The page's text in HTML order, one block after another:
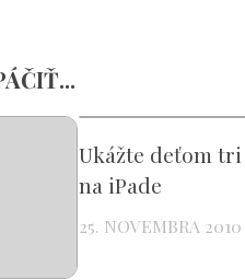
Ukážte deťom
na iPade
25. NOVEMBRA 2010